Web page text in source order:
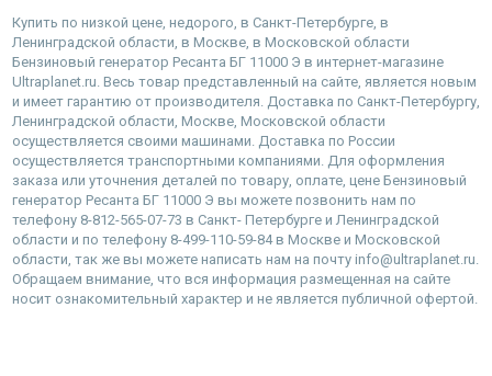
Купить по низкой цене, недорого, в Санкт-Петербурге, в
Ленинградской области, в Москве, в Московской области
Бензиновый генератор Ресанта БГ 11000 Э в интернет-магазине
Ultraplanet.ru. Весь товар представленный на сайте, является новым
и имеет гарантию от производителя. Доставка по Санкт-Петербургу,
Ленинградской области, Москве, Московской области
осуществляется своими машинами. Доставка по России
осуществляется транспортными компаниями. Для оформления
заказа или уточнения деталей по товару, оплате, цене Бензиновый
генератор Ресанта БГ 11000 Э вы можете позвонить нам по
телефону 8-812-565-07-73 в Санкт- Петербурге и Ленинградской
области и по телефону 8-499-110-59-84 в Москве и Московской
области, так же вы можете написать нам на почту info@ultraplanet.ru.
Обращаем внимание, что вся информация размещенная на сайте
носит ознакомительный характер и не является публичной офертой.